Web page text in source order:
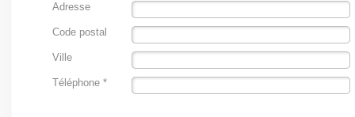
Adresse
Code postal
Ville
Téléphone *